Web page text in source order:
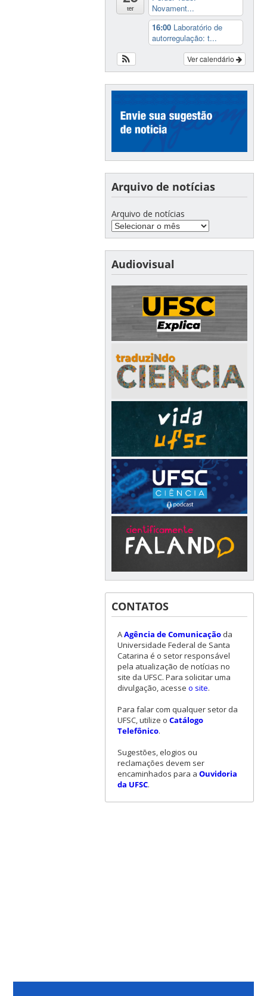
ter
Novament...
16:00 Laboratório de
autorregulação: t...
Ver calendário
Arquivo de notícias
Arquivo de notícias
Audiovisual
CONTATOS
AAgência de Comunicaçãoda
Universidade Federal de Santa
Catarina é o setor responsável
pela atualização de notícias no
site da UFSC. Para solicitar uma
divulgação, acesse o site.
Para falar com qualquer setor da
UFSC, utilize o Catálogo
Telefônico.
Sugestões, elogios ou
reclamações devem ser
encaminhados para a Ouvidoria
da UFSC.